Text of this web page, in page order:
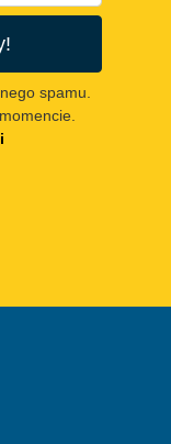
spamu.